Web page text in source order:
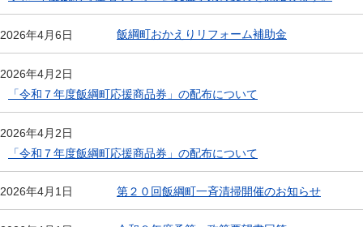
2026年4月6日 飯綱町おかえりリフォーム補助金
2026年4月2日
「令和７年度飯綱町応援商品券」の配布について
2026年4月2日
「令和７年度飯綱町応援商品券」の配布について
2026年4月1日 第２０回飯綱町一斉清掃開催のお知らせ